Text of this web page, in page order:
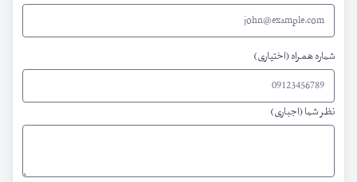
شماره همراه (اختیاری)
نظر شما (اجباری)